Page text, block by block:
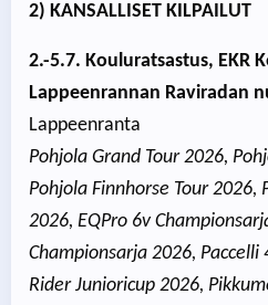
2) KANSALLISET KILPAILUT
2.-5.7. Kouluratsastus, EKR
Lappeenrannan Raviradan
Lappeenranta
Pohjola Grand Tour 2026,
Pohjola Finnhorse Tour 2026,
2026, EQPro 6v
Championsarja 2026, Paccelli
Rider Junioricup 2026,